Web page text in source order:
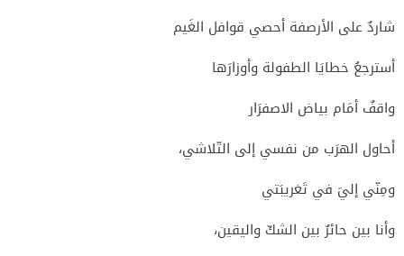
شاردٌ على الأرصفة أحصي قوافل الغَيم
أسترجعُ خطايَا الطفولة وأوزارَها
واقفٌ أمَام بياض الاصفرَار
أحاول الهرَب من نفسي إلى التّلاشي،
ومِنّي إليَ في تَغريبَتي
وأنا بين حائرٌ بين الشكّ واليقين،